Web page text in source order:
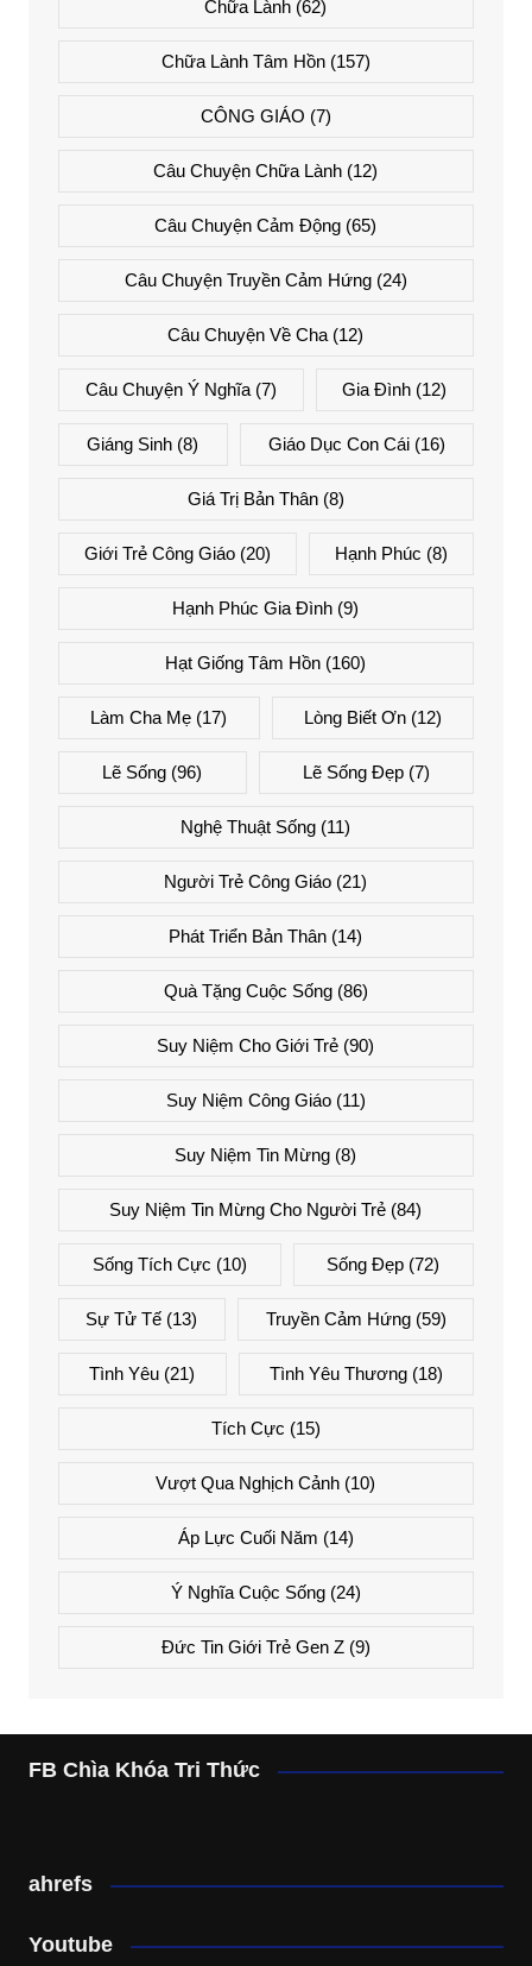
Chữa Lành (62)
Chữa Lành Tâm Hồn(157)
CÔNG GIÁO (7)
Câu Chuyện Chữa Lành (12)
Câu Chuyện Cảm Động (65)
Câu Chuyện Truyền Cảm Hứng(24)
Câu Chuyện Về Cha (12)
Câu Chuyện Ý Nghĩa(7) Gia Đình (12)
Giáng Sinh (8) Giáo Dục Con Cái(16)
Giá Trị Bản Thân(8)
Giới Trẻ Công Giáo(20) Hạnh Phúc (8)
Hạnh Phúc Gia Đình (9)
Hạt Giống Tâm Hồn (160)
Làm Cha Mẹ (17) Lòng Biết Ơn(12)
Lẽ Sống (96) Lẽ Sống Đẹp(7)
Nghệ Thuật Sống (11)
Người Trẻ Công Giáo (21)
Phát Triển Bản Thân (14)
Quà Tặng Cuộc Sống(86)
Suy Niệm Cho Giới Trẻ (90)
Suy Niệm Công Giáo(11)
Suy Niệm Tin Mừng (8)
Suy Niệm Tin Mừng Cho Người Trẻ (84)
Sống Tích Cực (10) Sống Đẹp (72)
Sự Tử Tế (13) Truyền Cảm Hứng(59)
Tình Yêu (21) Tình Yêu Thương(18)
Tích Cực (15)
Vượt Qua Nghịch Cảnh (10)
Áp Lực Cuối Năm (14)
Ý Nghĩa Cuộc Sống(24)
Đức Tin Giới Trẻ Gen Z(9)
FB Chìa Khóa Tri Thức
ahrefs
Youtube